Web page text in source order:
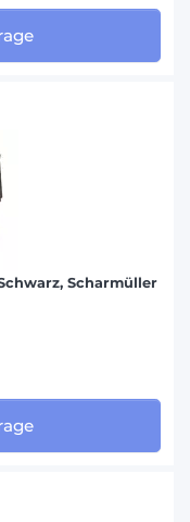
Scharmüller